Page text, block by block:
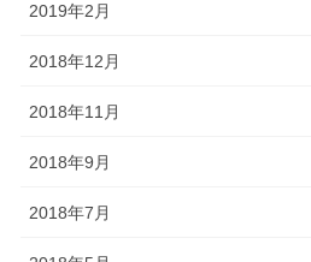
2019年2月
2018年12月
2018年11月
2018年9月
2018年7月